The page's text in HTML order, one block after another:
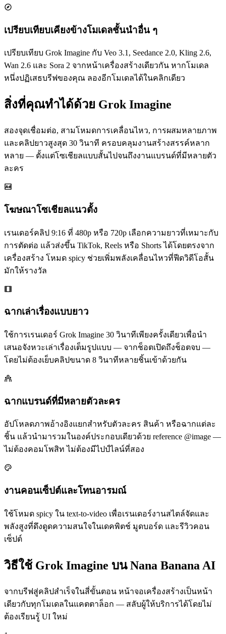
เปรียบเทียบเคียงข้างโมเดลชั้นนำอื่น ๆ
เปรียบเทียบ Grok Imagine กับ Veo 3.1, Seedance 2.0, Kling 2.6,
Wan 2.6 และ Sora 2 จากหน้าเครื่องสร้างเดียวกัน หากโมเดล
หนึ่งปฏิเสธบรีฟของคุณ ลองอีกโมเดลได้ในคลิกเดียว
สิ่งที่คุณทำได้ด้วย Grok Imagine
สองจุดเชื่อมต่อ, สามโหมดการเคลื่อนไหว, การผสมหลายภาพ
และคลิปยาวสูงสุด 30 วินาที ครอบคลุมงานสร้างสรรค์หลาก
หลาย — ตั้งแต่โซเชียลแบบสั้นไปจนถึงงานแบรนด์ที่มีหลายตัว
ละคร
โฆษณาโซเชียลแนวตั้ง
เรนเดอร์คลิป 9:16 ที่ 480p หรือ 720p เลือกความยาวที่เหมาะกับ
การตัดต่อ แล้วส่งขึ้น TikTok, Reels หรือ Shorts ได้โดยตรงจาก
เครื่องสร้าง โหมด spicy ช่วยเพิ่มพลังเคลื่อนไหวที่ฟีดวิดีโอสั้น
มักให้รางวัล
ฉากเล่าเรื่องแบบยาว
ใช้การเรนเดอร์ Grok Imagine 30 วินาทีเพียงครั้งเดียวเพื่อนำ
เสนอจังหวะเล่าเรื่องเต็มรูปแบบ — จากช็อตเปิดถึงช็อตจบ —
โดยไม่ต้องเย็บคลิปขนาด 8 วินาทีหลายชิ้นเข้าด้วยกัน
ฉากแบรนด์ที่มีหลายตัวละคร
อัปโหลดภาพอ้างอิงแยกสำหรับตัวละคร สินค้า หรือฉากแต่ละ
ชิ้น แล้วนำมารวมในองค์ประกอบเดียวด้วย reference @image —
ไม่ต้องคอมโพสิท ไม่ต้องมีไปป์ไลน์ที่สอง
งานคอนเซ็ปต์และโทนอารมณ์
ใช้โหมด spicy ใน text-to-video เพื่อเรนเดอร์งานสไตล์จัดและ
พลังสูงที่ดึงดูดความสนใจในเดคพิตช์ มูดบอร์ด และรีวิวคอน
เซ็ปต์
วิธีใช้ Grok Imagine บน Nana Banana AI
จากบรีฟสู่คลิปสำเร็จในสี่ขั้นตอน หน้าจอเครื่องสร้างเป็นหน้า
เดียวกับทุกโมเดลในแคตตาล็อก — สลับผู้ให้บริการได้โดยไม่
ต้องเรียนรู้ UI ใหม่